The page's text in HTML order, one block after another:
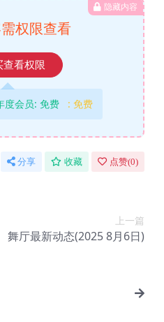
隐藏内容
权限查看
查看权限
度会员: 免费 : 免费
分享 收藏 点赞(0)
上一篇
舞厅最新动态(2025 8月6日)